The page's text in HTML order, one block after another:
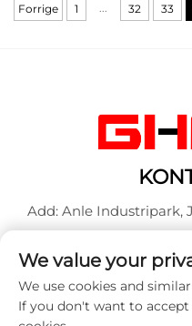
Forrige 1 ... 32 33
Add: Anle Industripark,
WhatsApp: +86-
E-mail:[email protected]
We value your
We use cookies and
If you don't want to accept